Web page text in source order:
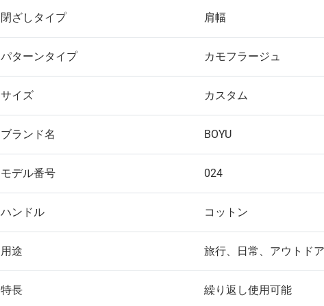
閉ざしタイプ 肩幅
パターンタイプ カモフラージュ
サイズ カスタム
ブランド名 BOYU
モデル番号 024
ハンドル コットン
用途 旅行、日常、アウトド
特長 繰り返し使用可能